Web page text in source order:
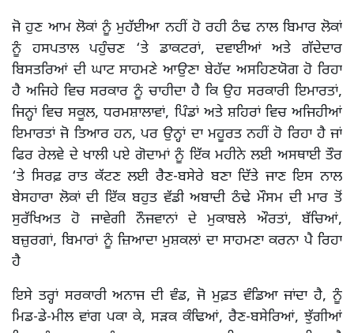
ਜੋ ਹੁਣ ਆਮ ਲੋਕਾਂ ਨੂੰ ਮੁਹੱਈਆ ਨਹੀਂ ਹੋ ਰਹੀ ਠੰਢ ਨਾਲ ਬਿਮਾਰ ਲੋਕਾਂ
ਨੂੰ ਹਸਪਤਾਲ ਪਹੁੰਚਣ ‘ਤੇ ਡਾਕਟਰਾਂ, ਦਵਾਈਆਂ ਅਤੇ ਗੱਦੇਦਾਰ
ਬਿਸਤਰਿਆਂ ਦੀ ਘਾਟ ਸਾਹਮਣੇ ਆਉਣਾ ਬੇਹੱਦ ਅਸਹਿਣਯੋਗ ਹੋ ਰਿਹਾ
ਹੈ ਅਜਿਹੇ ਵਿਚ ਸਰਕਾਰ ਨੂੰ ਚਾਹੀਦਾ ਹੈ ਕਿ ਉਹ ਸਰਕਾਰੀ ਇਮਾਰਤਾਂ,
ਜਿਨ੍ਹਾਂ ਵਿਚ ਸਕੂਲ, ਧਰਮਸ਼ਾਲਾਵਾਂ, ਪਿੰਡਾਂ ਅਤੇ ਸ਼ਹਿਰਾਂ ਵਿਚ ਅਜਿਹੀਆਂ
ਇਮਾਰਤਾਂ ਜੋ ਤਿਆਰ ਹਨ, ਪਰ ਉਨ੍ਹਾਂ ਦਾ ਮਹੂਰਤ ਨਹੀਂ ਹੋ ਰਿਹਾ ਹੈ ਜਾਂ
ਫਿਰ ਰੇਲਵੇ ਦੇ ਖਾਲੀ ਪਏ ਗੋਦਾਮਾਂ ਨੂੰ ਇੱਕ ਮਹੀਨੇ ਲਈ ਅਸਥਾਈ ਤੌਰ
‘ਤੇ ਸਿਰਫ਼ ਰਾਤ ਕੱਟਣ ਲਈ ਰੈਣ-ਬਸੇਰੇ ਬਣਾ ਦਿੱਤੇ ਜਾਣ ਇਸ ਨਾਲ
ਬੇਸਹਾਰਾ ਲੋਕਾਂ ਦੀ ਇੱਕ ਬਹੁਤ ਵੱਡੀ ਅਬਾਦੀ ਠੰਢੇ ਮੌਸਮ ਦੀ ਮਾਰ ਤੋਂ
ਸੁਰੱਖਿਅਤ ਹੋ ਜਾਵੇਗੀ ਨੌਜਵਾਨਾਂ ਦੇ ਮੁਕਾਬਲੇ ਔਰਤਾਂ, ਬੱਚਿਆਂ,
ਬਜ਼ੁਰਗਾਂ, ਬਿਮਾਰਾਂ ਨੂੰ ਜ਼ਿਆਦਾ ਮੁਸ਼ਕਲਾਂ ਦਾ ਸਾਹਮਣਾ ਕਰਨਾ ਪੈ ਰਿਹਾ
ਹੈ
ਇਸੇ ਤਰ੍ਹਾਂ ਸਰਕਾਰੀ ਅਨਾਜ ਦੀ ਵੰਡ, ਜੋ ਮੁਫ਼ਤ ਵੰਡਿਆ ਜਾਂਦਾ ਹੈ, ਨੂੰ
ਮਿਡ-ਡੇ-ਮੀਲ ਵਾਂਗ ਪਕਾ ਕੇ, ਸੜਕ ਕੰਢਿਆਂ, ਰੈਣ-ਬਸੇਰਿਆਂ, ਝੁੱਗੀਆਂ